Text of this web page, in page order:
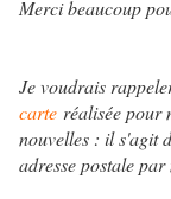
Merci beaucoup
Je voudrais
carte réalisée pour
nouvelles : il s'agit
adresse postale